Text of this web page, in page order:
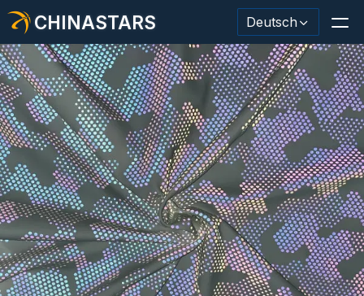
CHINASTARS Deutsch
Reflektierendes Material / Klebeband
Modischer reflektierender Stoff
Sicherheitskleidung
Im Dunkeln leuchtendes Material
Industrieller Waschbesatz